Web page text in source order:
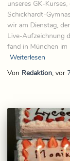
unseres GK-
Schickhardt-
wir am Dienstag,
Live-Aufzeichnung
fand in München im
Weiterlesen
Von Redaktion, vor